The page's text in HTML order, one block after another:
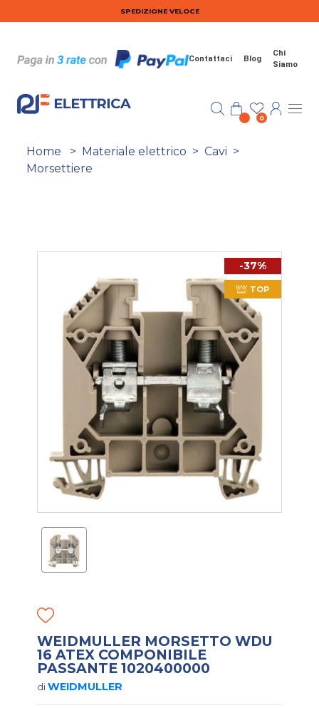
Salta al contenuto principaleSPEDIZIONE VELOCE
Contattaci Blog
Chi
Siamo
0
Home > Materiale elettrico > Cavi >
Morsettiere
-37%
TOP
WEIDMULLER MORSETTO WDU
16 ATEX COMPONIBILE
PASSANTE 1020400000
diWEIDMULLER